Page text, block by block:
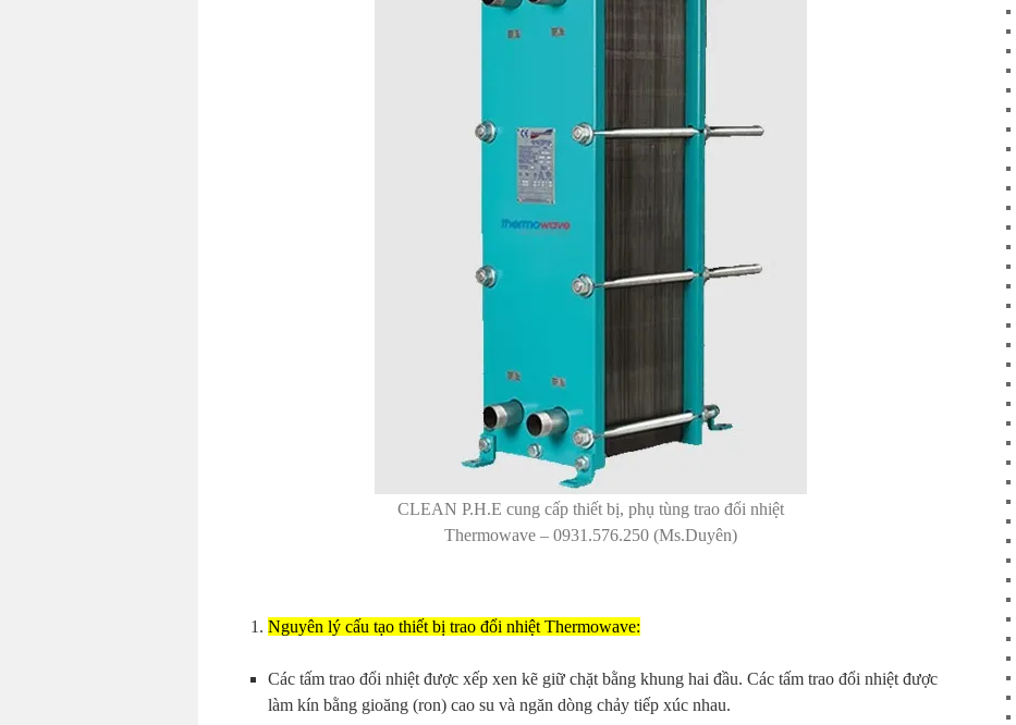
CLEAN P.H.E cung cấp thiết bị, phụ tùng trao đổi nhiệt
Thermowave – 0931.576.250 (Ms.Duyên)
Nguyên lý cấu tạo thiết bị trao đổi nhiệt Thermowave:
Các tấm trao đổi nhiệt được xếp xen kẽ giữ chặt bằng khung hai đầu. Các tấm trao đổi nhiệt được
làm kín bằng gioăng (ron) cao su và ngăn dòng chảy tiếp xúc nhau.